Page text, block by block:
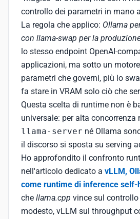
controllo dei parametri in mano
La regola che applico: Ollama
con llama-swap per la
lo stesso endpoint OpenAI-
applicazioni, ma sotto un
parametri che governi, più lo
fa stare in VRAM solo ciò che
Questa scelta di runtime non è
universale: per alta concorrenza
llama-server né Ollama
il discorso si sposta su serving
Ho approfondito il confronto
nell'articolo dedicato a vLLM,
come runtime di inference self-
che llama.cpp vince sul
modesto, vLLM sul throughput